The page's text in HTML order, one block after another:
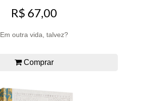
R$ 67,00
Em outra vida, talvez?
Comprar